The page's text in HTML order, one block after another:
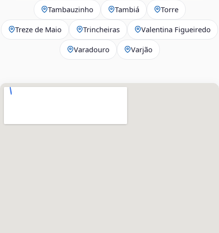
Tambauzinho Tambiá Torre
Treze de Maio Trincheiras Valentina Figueiredo
Varadouro Varjão